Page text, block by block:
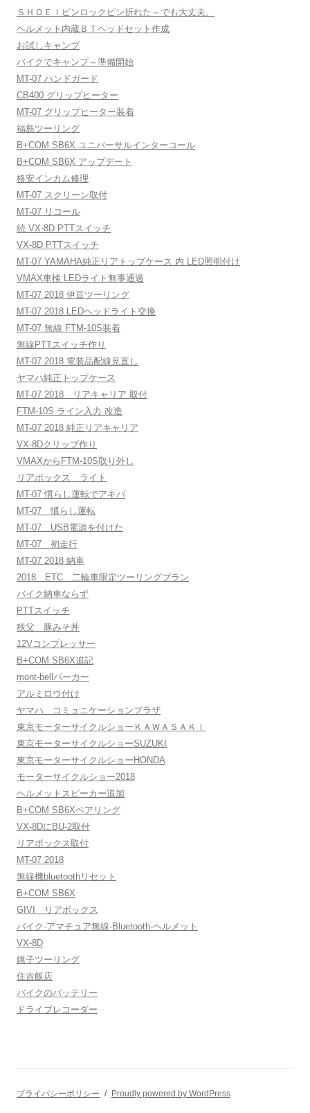
ＳＨＯＥＩピンロックピン折れた～でも大丈夫。
ヘルメット内蔵ＢＴヘッドセット作成
お試しキャンプ
バイクでキャンプ～準備開始
MT-07 ハンドガード
CB400 グリップヒーター
MT-07 グリップヒーター装着
福島ツーリング
B+COM SB6X ユニバーサルインターコール
B+COM SB6X アップデート
格安インカム修理
MT-07 スクリーン取付
MT-07 リコール
続 VX-8D PTTスイッチ
VX-8D PTTスイッチ
MT-07 YAMAHA純正リアトップケース 内 LED照明付け
VMAX車検 LEDライト無事通過
MT-07 2018 伊豆ツーリング
MT-07 2018 LEDヘッドライト交換
MT-07 無線 FTM-10S装着
無線PTTスイッチ作り
MT-07 2018 電装品配線見直し
ヤマハ純正トップケース
MT-07 2018 リアキャリア 取付
FTM-10S ライン入力 改造
MT-07 2018 純正リアキャリア
VX-8Dクリップ作り
VMAXからFTM-10S取り外し
リアボックス ライト
MT-07 慣らし運転でアキバ
MT-07 慣らし運転
MT-07 USB電源を付けた
MT-07 初走行
MT-07 2018 納車
2018 ETC 二輪車限定ツーリングプラン
バイク納車ならず
PTTスイッチ
秩父 豚みそ丼
12Vコンプレッサー
B+COM SB6X追記
mont-bellパーカー
アルミロウ付け
ヤマハ コミュニケーションプラザ
東京モーターサイクルショーＫＡＷＡＳＡＫＩ
東京モーターサイクルショーSUZUKI
東京モーターサイクルショーHONDA
モーターサイクルショー2018
ヘルメットスピーカー追加
B+COM SB6Xペアリング
VX-8DにBU-2取付
リアボックス取付
MT-07 2018
無線機bluetoothリセット
B+COM SB6X
GIVI リアボックス
バイク-アマチュア無線-Bluetooth-ヘルメット
VX-8D
銚子ツーリング
住吉飯店
バイクのバッテリー
ドライブレコーダー
プライバシーポリシー Proudly powered by WordPress